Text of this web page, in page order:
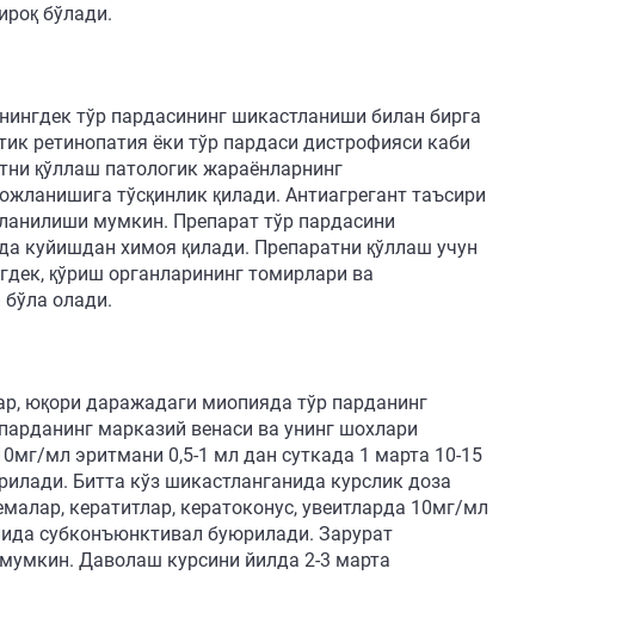
бўлади.
тўр пардасининг шикастланиши билан бирга
ретинопатия ёки тўр пардаси дистрофияси каби
қўллаш патологик жараёнларнинг
тўсқинлик қилади. Антиагрегант таъсири
мумкин. Препарат тўр пардасини
куйишдан химоя қилади. Препаратни қўллаш учун
қўриш органларининг томирлари ва
олади.
юқори даражадаги миопияда тўр парданинг
марказий венаси ва унинг шохлари
мл эритмани 0,5-1 мл дан суткада 1 марта 10-15
Битта кўз шикастланганида курслик доза
кератитлар, кератоконус, увеитларда 10мг/мл
субконъюнктивал буюрилади. Зарурат
Даволаш курсини йилда 2-3 марта